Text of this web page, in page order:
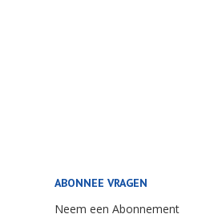
ABONNEE VRAGEN
Neem een Abonnement